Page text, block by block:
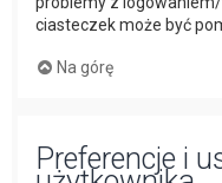
ciasteczek może być
Na górę
Preferencje i